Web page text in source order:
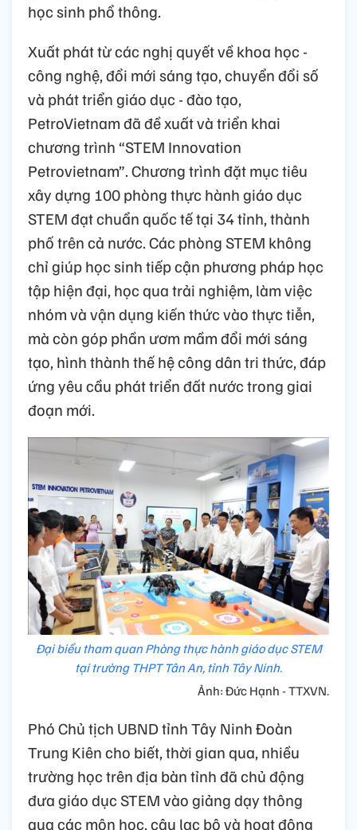
học sinh phổ thông.
Xuất phát từ các nghị quyết về khoa học -
công nghệ, đổi mới sáng tạo, chuyển đổi số
và phát triển giáo dục - đào tạo,
PetroVietnam đã đề xuất và triển khai
chương trình “STEM Innovation
Petrovietnam”. Chương trình đặt mục tiêu
xây dựng 100 phòng thực hành giáo dục
STEM đạt chuẩn quốc tế tại 34 tỉnh, thành
phố trên cả nước. Các phòng STEM không
chỉ giúp học sinh tiếp cận phương pháp học
tập hiện đại, học qua trải nghiệm, làm việc
nhóm và vận dụng kiến thức vào thực tiễn,
mà còn góp phần ươm mầm đổi mới sáng
tạo, hình thành thế hệ công dân tri thức, đáp
ứng yêu cầu phát triển đất nước trong giai
đoạn mới.
Đại biểu tham quan Phòng thực hành giáo dục STEM
tại trường THPT Tân An, tỉnh Tây Ninh.
Ảnh: Đức Hạnh - TTXVN.
Phó Chủ tịch UBND tỉnh Tây Ninh Đoàn
Trung Kiên cho biết, thời gian qua, nhiều
trường học trên địa bàn tỉnh đã chủ động
đưa giáo dục STEM vào giảng dạy thông
qua các môn học, câu lạc bộ và hoạt động